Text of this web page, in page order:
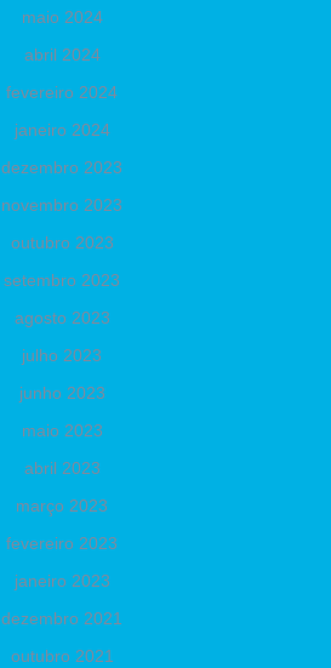
maio 2024
abril 2024
fevereiro 2024
janeiro 2024
dezembro 2023
novembro 2023
outubro 2023
setembro 2023
agosto 2023
julho 2023
junho 2023
maio 2023
abril 2023
março 2023
fevereiro 2023
janeiro 2023
dezembro 2021
outubro 2021